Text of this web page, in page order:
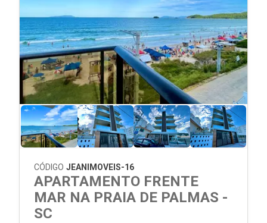
CÓDIGO JEANIMOVEIS-16
APARTAMENTO FRENTE
MAR NA PRAIA DE PALMAS -
SC